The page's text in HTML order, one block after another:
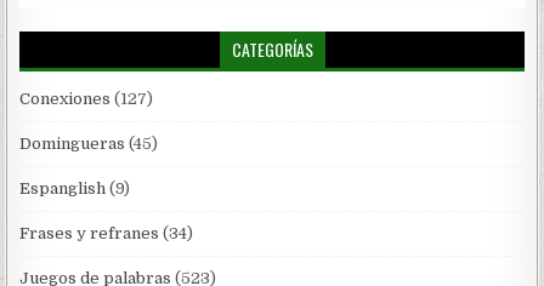
CATEGORÍAS
Conexiones (127)
Domingueras (45)
Espanglish (9)
Frases y refranes (34)
Juegos de palabras (523)